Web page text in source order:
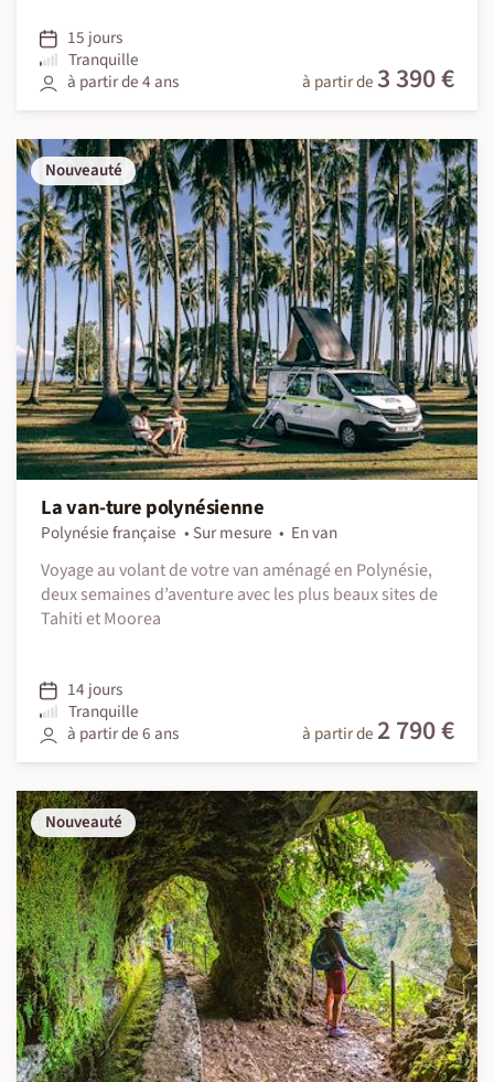
15 jours
Tranquille
à partir de 4 ans
à partir de 3 390 €
Nouveauté
La van-ture polynésienne
Polynésie française Sur mesure
En van
Voyage au volant de votre van aménagé en Polynésie,
deux semaines d’aventure avec les plus beaux sites de
Tahiti et Moorea
14 jours
Tranquille
à partir de 6 ans
à partir de 2 790 €
Nouveauté